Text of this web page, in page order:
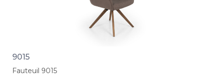
9015
Fauteuil 9015